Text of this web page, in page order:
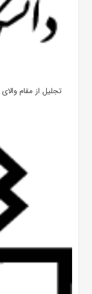
تجلیل از مقام